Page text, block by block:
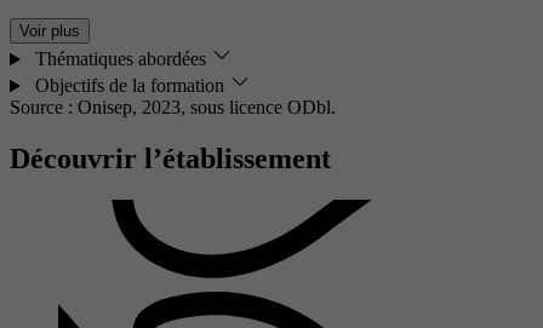
Voir plus
Thématiques abordées
Objectifs de la formation
Source : Onisep, 2023, sous licence ODbl.
Découvrir l’établissement